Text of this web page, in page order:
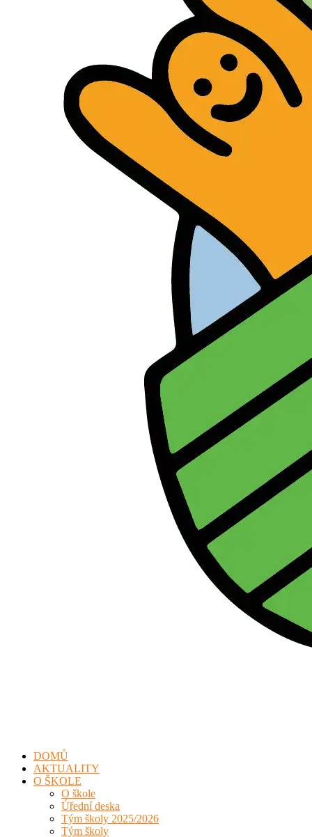
DOMŮ
AKTUALITY
O ŠKOLE
O škole
Úřední deska
Tým školy 2025/2026
Tým školy